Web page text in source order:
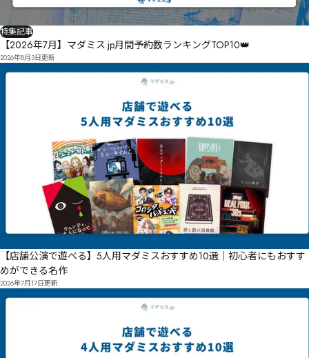
特集記事
【2026年7月】マダミス.jp月間予約数ランキングTOP10👑
2026年8月3日更新
【店舗公演で遊べる】5人用マダミスおすすめ10選｜初心者にもおすす
めができる名作
2026年7月17日更新